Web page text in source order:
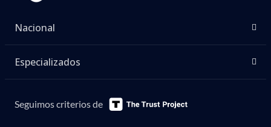
Nacional
Especializados
Seguimos criterios de